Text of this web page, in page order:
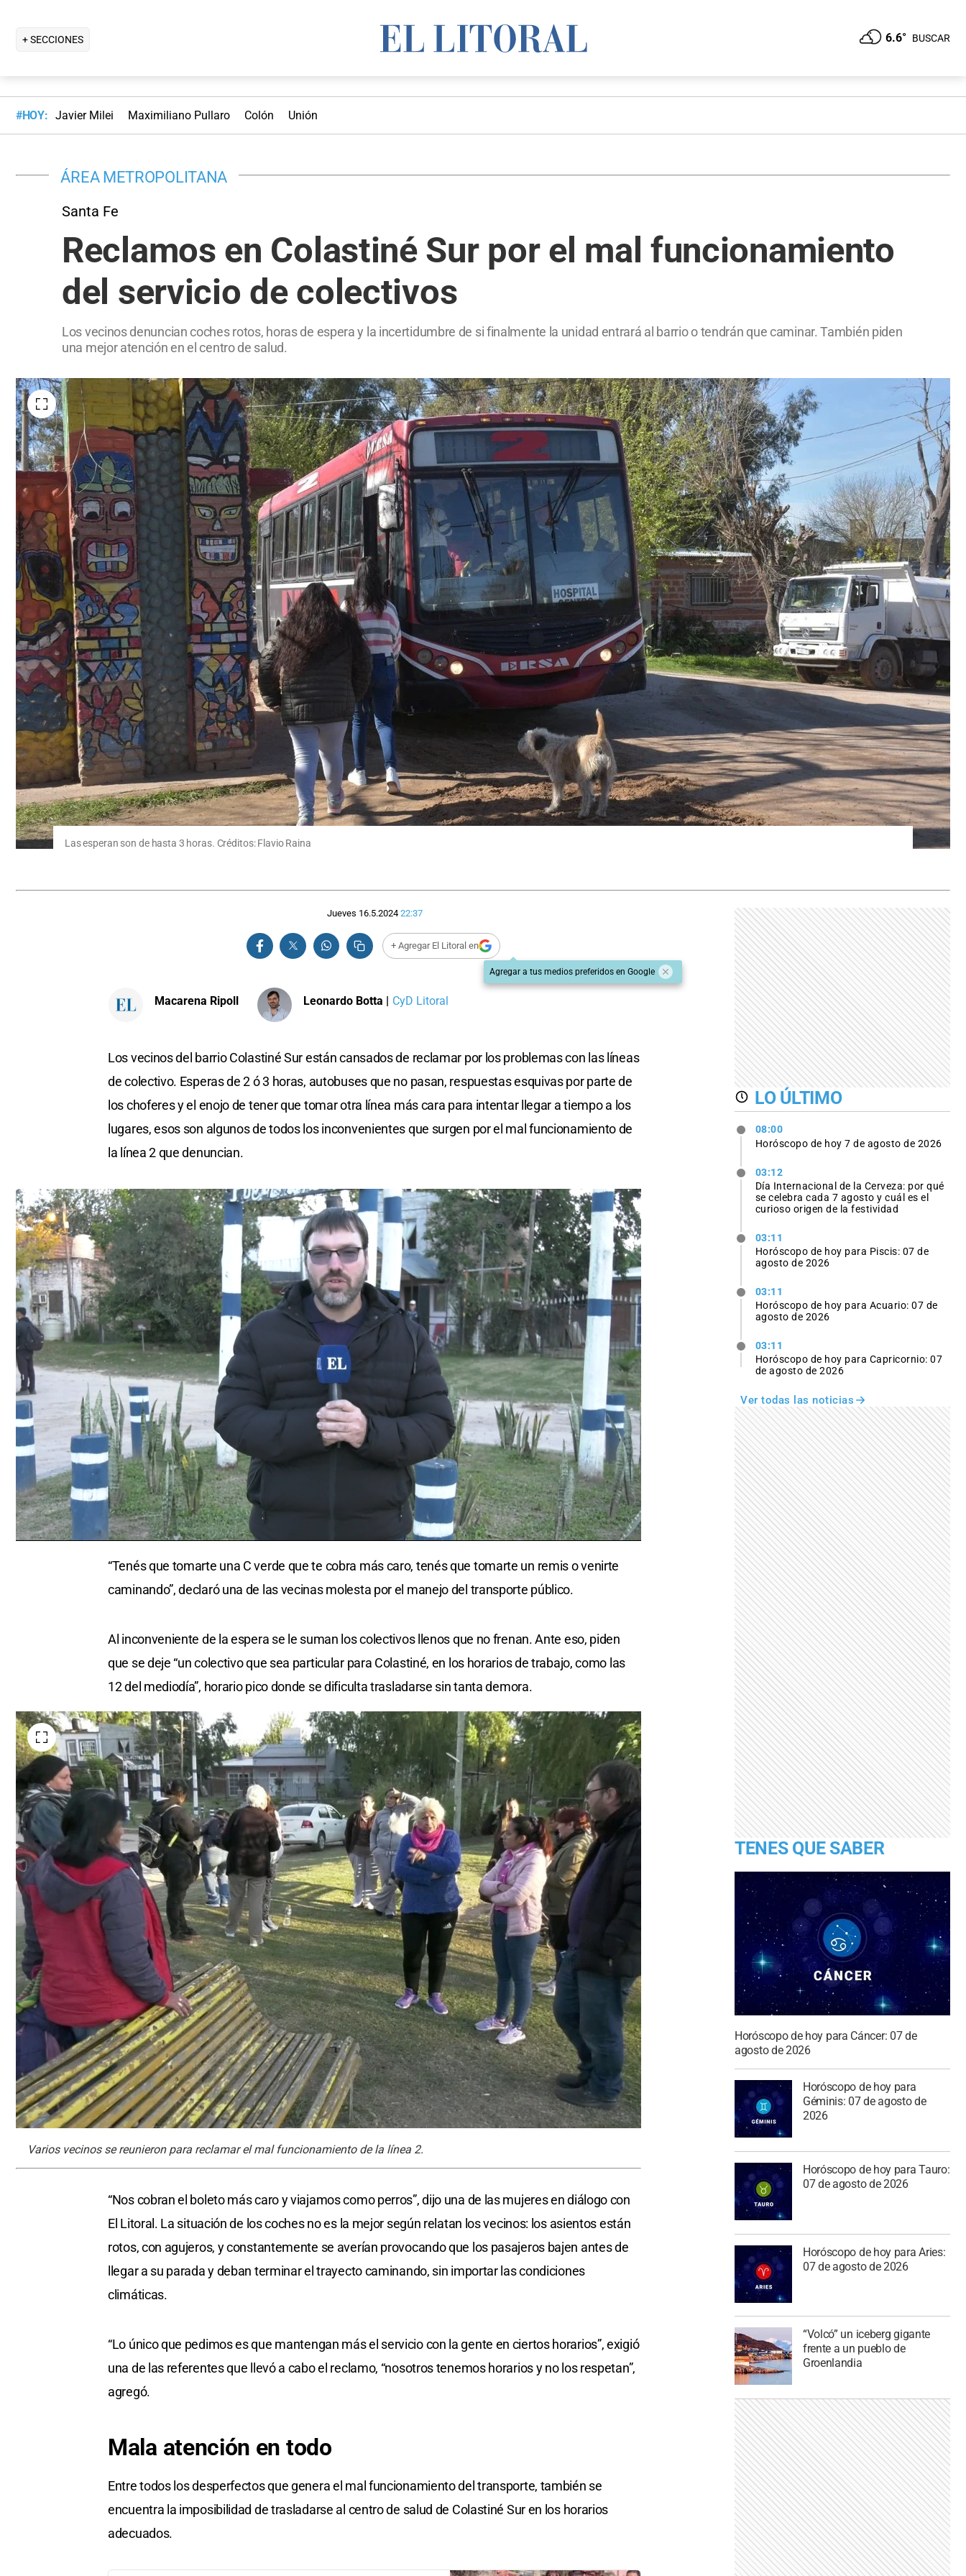
+ SECCIONES 6.6° BUSCAR
#HOY: Javier Milei Maximiliano Pullaro Colón Unión
ÁREA METROPOLITANA
Santa Fe
Reclamos en Colastiné Sur por el mal funcionamiento
del servicio de colectivos
Los vecinos denuncian coches rotos, horas de espera y la incertidumbre de si finalmente la unidad entrará al barrio o tendrán que caminar. También piden
una mejor atención en el centro de salud.
Las esperan son de hasta 3 horas. Créditos: Flavio Raina
Jueves 16.5.2024 22:37
+ Agregar El Litoral en
Agregar a tus medios preferidos en Google
Macarena Ripoll Leonardo Botta | CyD Litoral
Los vecinos del barrio Colastiné Sur están cansados de reclamar por los problemas con las líneas
de colectivo. Esperas de 2 ó 3 horas, autobuses que no pasan, respuestas esquivas por parte de
los choferes y el enojo de tener que tomar otra línea más cara para intentar llegar a tiempo a los
lugares, esos son algunos de todos los inconvenientes que surgen por el mal funcionamiento de
la línea 2 que denuncian.
“Tenés que tomarte una C verde que te cobra más caro, tenés que tomarte un remis o venirte
caminando”, declaró una de las vecinas molesta por el manejo del transporte público.
Al inconveniente de la espera se le suman los colectivos llenos que no frenan. Ante eso, piden
que se deje “un colectivo que sea particular para Colastiné, en los horarios de trabajo, como las
12 del mediodía”, horario pico donde se dificulta trasladarse sin tanta demora.
Varios vecinos se reunieron para reclamar el mal funcionamiento de la línea 2.
“Nos cobran el boleto más caro y viajamos como perros”, dijo una de las mujeres en diálogo con
El Litoral. La situación de los coches no es la mejor según relatan los vecinos: los asientos están
rotos, con agujeros, y constantemente se averían provocando que los pasajeros bajen antes de
llegar a su parada y deban terminar el trayecto caminando, sin importar las condiciones
climáticas.
“Lo único que pedimos es que mantengan más el servicio con la gente en ciertos horarios”, exigió
una de las referentes que llevó a cabo el reclamo, “nosotros tenemos horarios y no los respetan”,
agregó.
Mala atención en todo
Entre todos los desperfectos que genera el mal funcionamiento del transporte, también se
encuentra la imposibilidad de trasladarse al centro de salud de Colastiné Sur en los horarios
adecuados.
LO ÚLTIMO
08:00
Horóscopo de hoy 7 de agosto de 2026
03:12
Día Internacional de la Cerveza: por qué
se celebra cada 7 agosto y cuál es el
curioso origen de la festividad
03:11
Horóscopo de hoy para Piscis: 07 de
agosto de 2026
03:11
Horóscopo de hoy para Acuario: 07 de
agosto de 2026
03:11
Horóscopo de hoy para Capricornio: 07
de agosto de 2026
Ver todas las noticias
TENES QUE SABER
Horóscopo de hoy para Cáncer: 07 de
agosto de 2026
Horóscopo de hoy para
Géminis: 07 de agosto de
2026
Horóscopo de hoy para Tauro:
07 de agosto de 2026
Horóscopo de hoy para Aries:
07 de agosto de 2026
“Volcó” un iceberg gigante
frente a un pueblo de
Groenlandia